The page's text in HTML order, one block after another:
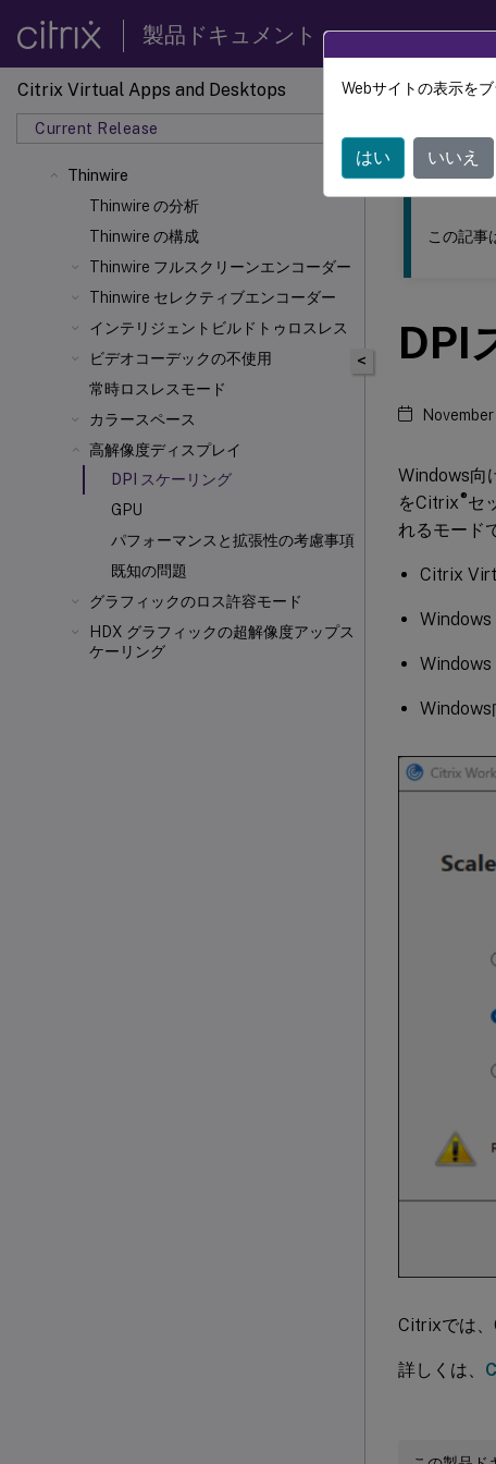
製品ドキュメント
Citrix Virtual Apps and Desktops
Current Release
Thinwire
Thinwire の分析
Thinwire の構成
Thinwire フルスクリーンエンコーダー
Thinwire セレクティブエンコーダー
インテリジェントビルドトゥロスレス
ビデオコーデックの不使用
常時ロスレスモード
カラースペース
高解像度ディスプレイ
DPI スケーリング
GPU
パフォーマンスと拡張性の考慮事項
既知の問題
グラフィックのロス許容モード
HDX グラフィックの超解像度アップス
ケーリング
このコンテン
Citrix
<
この記事
DPI
Windows向
をCitrix®セ
れるモード
Citrix
Windows
Windows
Windows
Citrixでは
詳しくは、
Webサイトの表示を
はい いいえ